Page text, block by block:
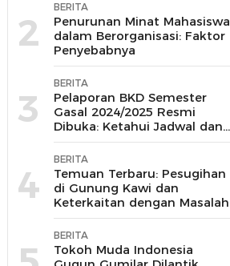
2
BERITA
Penurunan Minat Mahasiswa
dalam Berorganisasi: Faktor
Penyebabnya
3
BERITA
Pelaporan BKD Semester
Gasal 2024/2025 Resmi
Dibuka: Ketahui Jadwal dan
Prosesnya
4
BERITA
Temuan Terbaru: Pesugihan
di Gunung Kawi dan
Keterkaitan dengan Masalah
Kesehatan Mental
BERITA
Tokoh Muda Indonesia